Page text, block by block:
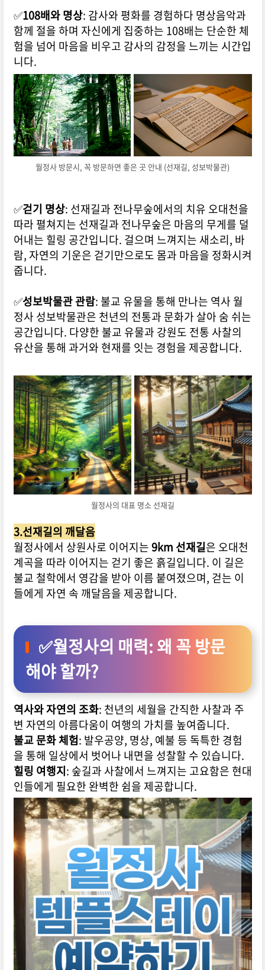
✅108배와 명상: 감사와 평화를 경험하다 명상음악과
함께 절을 하며 자신에게 집중하는 108배는 단순한 체
험을 넘어 마음을 비우고 감사의 감정을 느끼는 시간입
니다.
월정사 방문시, 꼭 방문하면 좋은 곳 안내 (선재길, 성보박물관)
✅걷기 명상: 선재길과 전나무숲에서의 치유 오대천을
따라 펼쳐지는 선재길과 전나무숲은 마음의 무게를 덜
어내는 힐링 공간입니다. 걸으며 느껴지는 새소리, 바
람, 자연의 기운은 걷기만으로도 몸과 마음을 정화시켜
줍니다.
✅성보박물관 관람: 불교 유물을 통해 만나는 역사 월
정사 성보박물관은 천년의 전통과 문화가 살아 숨 쉬는
공간입니다. 다양한 불교 유물과 강원도 전통 사찰의
유산을 통해 과거와 현재를 잇는 경험을 제공합니다.
월정사의 대표 명소 선재길
3.선재길의 깨달음
월정사에서 상원사로 이어지는9km 선재길은 오대천
계곡을 따라 이어지는 걷기 좋은 흙길입니다. 이 길은
불교 철학에서 영감을 받아 이름 붙여졌으며, 걷는 이
들에게 자연 속 깨달음을 제공합니다.
✅월정사의 매력: 왜 꼭 방문
해야 할까?
역사와 자연의 조화: 천년의 세월을 간직한 사찰과 주
변 자연의 아름다움이 여행의 가치를 높여줍니다.
불교 문화 체험: 발우공양, 명상, 예불 등 독특한 경험
을 통해 일상에서 벗어나 내면을 성찰할 수 있습니다.
힐링 여행지: 숲길과 사찰에서 느껴지는 고요함은 현대
인들에게 필요한 완벽한 쉼을 제공합니다.